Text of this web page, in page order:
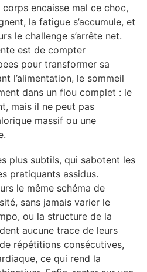
encaisse mal ce choc,
la fatigue s’accumule, et
le challenge s’arrête net.
est de compter
pour transformer sa
l’alimentation, le sommeil
dans un flou complet : le
mais il ne peut pas
massif ou une
plus subtils, qui sabotent les
pratiquants assidus.
le même schéma de
sans jamais varier le
ou la structure de la
aucune trace de leurs
répétitions consécutives,
ce qui rend la